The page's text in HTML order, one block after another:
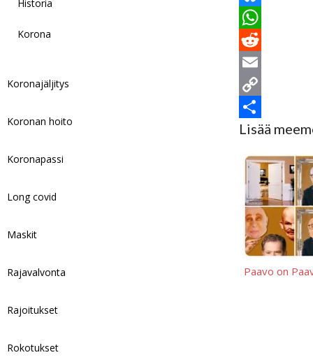
c
e
b
o
o
k
B
l
u
e
s
k
W
h
a
t
s
p
R
e
d
d
E
m
a
C
o
n
S
e
Lisää
Paavo on
Historia
Korona
Koronajäljitys
Koronan hoito
Koronapassi
Long covid
Maskit
Rajavalvonta
Rajoitukset
Rokotukset